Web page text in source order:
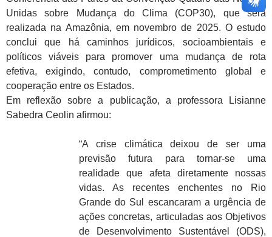
Unidas sobre Mudança do Clima (COP30), que será
realizada na Amazônia, em novembro de 2025. O estudo
conclui que há caminhos jurídicos, socioambientais e
políticos viáveis para promover uma mudança de rota
efetiva, exigindo, contudo, comprometimento global e
cooperação entre os Estados.
Em reflexão sobre a publicação, a professora Lisianne
Sabedra Ceolin afirmou:
“A crise climática deixou de ser uma
previsão futura para tornar-se uma
realidade que afeta diretamente nossas
vidas. As recentes enchentes no Rio
Grande do Sul escancaram a urgência de
ações concretas, articuladas aos Objetivos
de Desenvolvimento Sustentável (ODS),